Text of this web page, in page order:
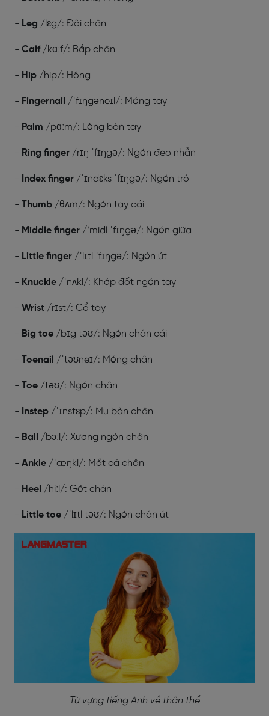
- Leg /lɛg/: Đôi chân
- Calf/kɑːf/: Bắp chân
- Hip /hip/: Hông
- Fingernail /ˈfɪŋgəneɪl/: Móng tay
- Palm /pɑːm/: Lòng bàn tay
- Ring finger /rɪŋ ˈfɪŋgə/: Ngón đeo nhẫn
- Index finger /ˈɪndɛks ˈfɪŋgə/: Ngón trỏ
- Thumb /θʌm/: Ngón tay cái
- Middle finger /‘midl ˈfɪŋgə/: Ngón giữa
- Little finger /ˈlɪtl ˈfɪŋgə/: Ngón út
- Knuckle /ˈnʌkl/: Khớp đốt ngón tay
- Wrist /rɪst/: Cổ tay
- Big toe /bɪg təʊ/: Ngón chân cái
- Toenail /ˈtəʊneɪ/: Móng chân
- Toe /təʊ/: Ngón chân
- Instep /ˈɪnstɛp/: Mu bàn chân
- Ball /bɔːl/: Xương ngón chân
- Ankle /ˈæŋkl/: Mắt cá chân
- Heel /hiːl/: Gót chân
- Little toe /ˈlɪtl təʊ/: Ngón chân út
Từ vựng tiếng Anh về thân thể